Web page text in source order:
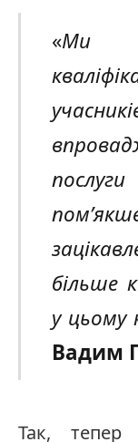
«Ми
більше
у цьому
Вадим
Так, тепер